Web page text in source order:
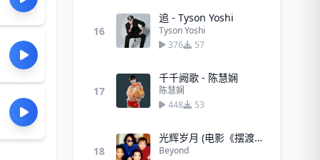
16
追 - Tyson Yoshi
Tyson Yoshi
376
57
17
千千阙歌 - 陈慧娴
陈慧娴
448
53
18
光辉岁月 (电影《摆渡人》插曲) - Beyond
Beyond